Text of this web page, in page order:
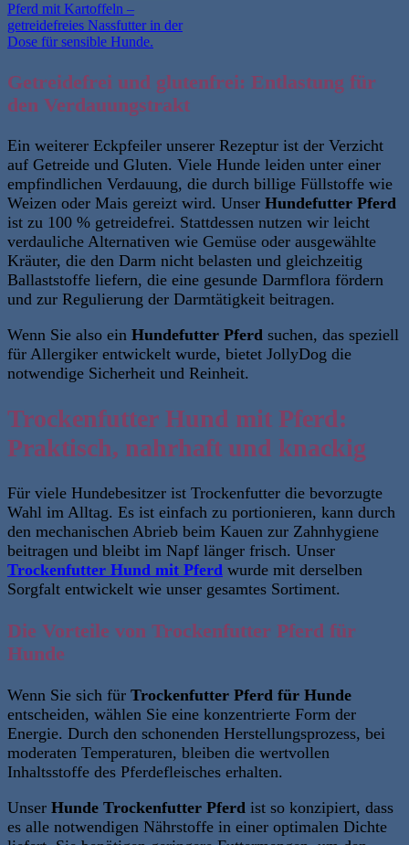
Getreidefrei und glutenfrei: Entlastung für
den Verdauungstrakt
Ein weiterer Eckpfeiler unserer Rezeptur ist der Verzicht
auf Getreide und Gluten. Viele Hunde leiden unter einer
empfindlichen Verdauung, die durch billige Füllstoffe wie
Weizen oder Mais gereizt wird. Unser Hundefutter Pferd
ist zu 100 % getreidefrei. Stattdessen nutzen wir leicht
verdauliche Alternativen wie Gemüse oder ausgewählte
Kräuter, die den Darm nicht belasten und gleichzeitig
Ballaststoffe liefern, die eine gesunde Darmflora fördern
und zur Regulierung der Darmtätigkeit beitragen.
Wenn Sie also ein Hundefutter Pferd suchen, das speziell
für Allergiker entwickelt wurde, bietet JollyDog die
notwendige Sicherheit und Reinheit.
Trockenfutter Hund mit Pferd:
Praktisch, nahrhaft und knackig
Für viele Hundebesitzer ist Trockenfutter die bevorzugte
Wahl im Alltag. Es ist einfach zu portionieren, kann durch
den mechanischen Abrieb beim Kauen zur Zahnhygiene
beitragen und bleibt im Napf länger frisch. Unser
Trockenfutter Hund mit Pferd wurde mit derselben
Sorgfalt entwickelt wie unser gesamtes Sortiment.
Die Vorteile von Trockenfutter Pferd für
Hunde
Wenn Sie sich für Trockenfutter Pferd für Hunde
entscheiden, wählen Sie eine konzentrierte Form der
Energie. Durch den schonenden Herstellungsprozess, bei
moderaten Temperaturen, bleiben die wertvollen
Inhaltsstoffe des Pferdefleisches erhalten.
Unser Hunde Trockenfutter Pferd ist so konzipiert, dass
es alle notwendigen Nährstoffe in einer optimalen Dichte